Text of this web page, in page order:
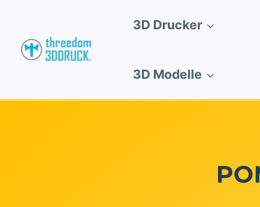
springen
3D Drucker
3D Modelle